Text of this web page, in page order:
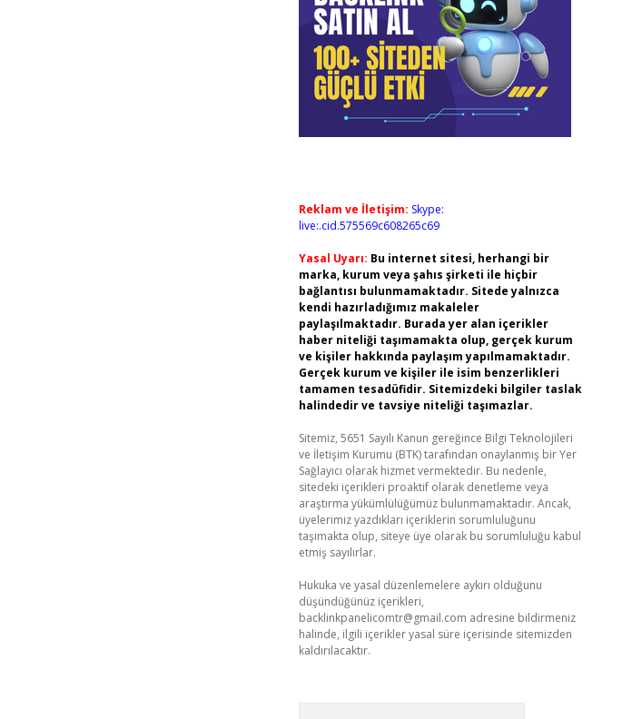
Reklam ve İletişim: Skype:
live:.cid.575569c608265c69
Yasal Uyarı: Bu internet sitesi, herhangi bir
marka, kurum veya şahıs şirketi ile hiçbir
bağlantısı bulunmamaktadır. Sitede yalnızca
kendi hazırladığımız makaleler
paylaşılmaktadır. Burada yer alan içerikler
haber niteliği taşımamakta olup, gerçek kurum
ve kişiler hakkında paylaşım yapılmamaktadır.
Gerçek kurum ve kişiler ile isim benzerlikleri
tamamen tesadüfidir. Sitemizdeki bilgiler taslak
halindedir ve tavsiye niteliği taşımazlar.
Sitemiz, 5651 Sayılı Kanun gereğince Bilgi Teknolojileri
ve İletişim Kurumu (BTK) tarafından onaylanmış bir Yer
Sağlayıcı olarak hizmet vermektedir. Bu nedenle,
sitedeki içerikleri proaktif olarak denetleme veya
araştırma yükümlülüğümüz bulunmamaktadır. Ancak,
üyelerimiz yazdıkları içeriklerin sorumluluğunu
taşımakta olup, siteye üye olarak bu sorumluluğu kabul
etmiş sayılırlar.
Hukuka ve yasal düzenlemelere aykırı olduğunu
düşündüğünüz içerikleri,
backlinkpanelicomtr@gmail.com adresine bildirmeniz
halinde, ilgili içerikler yasal süre içerisinde sitemizden
kaldırılacaktır.